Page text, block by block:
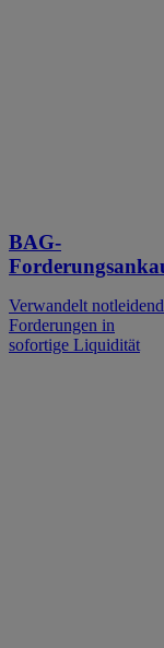
BAG-
Verwandelt
Forderungen in
sofortige Liquidität